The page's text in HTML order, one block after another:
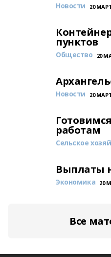
Новости 20
пунктов
Общество 20
Новости 20
работам
Сельское
Выплаты
Экономика 20
Все